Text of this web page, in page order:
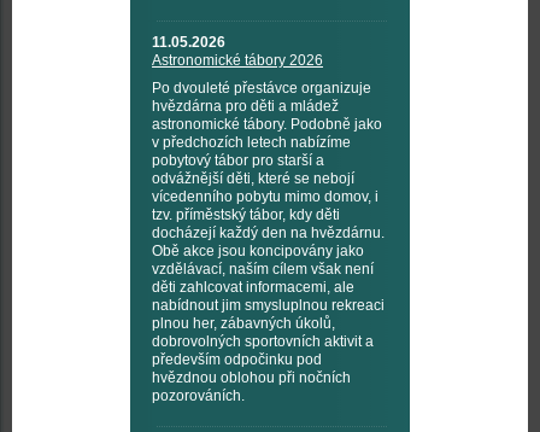
11.05.2026
Astronomické tábory 2026
Po dvouleté přestávce organizuje
hvězdárna pro děti a mládež
astronomické tábory. Podobně jako
v předchozích letech nabízíme
pobytový tábor pro starší a
odvážnější děti, které se nebojí
vícedenního pobytu mimo domov, i
tzv. příměstský tábor, kdy děti
docházejí každý den na hvězdárnu.
Obě akce jsou koncipovány jako
vzdělávací, naším cílem však není
děti zahlcovat informacemi, ale
nabídnout jim smysluplnou rekreaci
plnou her, zábavných úkolů,
dobrovolných sportovních aktivit a
především odpočinku pod
hvězdnou oblohou při nočních
pozorováních.